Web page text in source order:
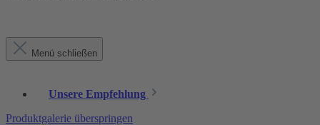
Menü schließen
Unsere Empfehlung
Produktgalerie überspringen